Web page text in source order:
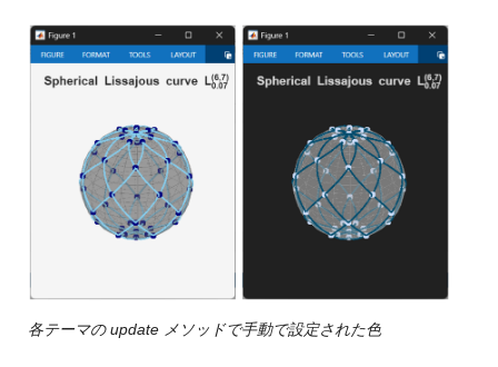
各テーマの update メソッドで手動で設定された色